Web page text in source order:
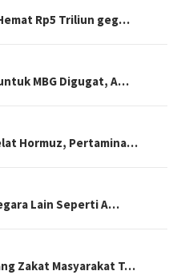
Rp5 Triliun geg…
MBG Digugat, A…
Hormuz, Pertamina…
Lain Seperti A…
Zakat Masyarakat T…